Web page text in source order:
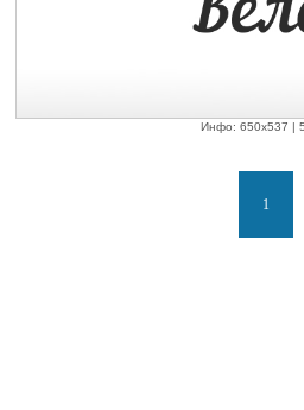
Инфо: 650х537 |
1